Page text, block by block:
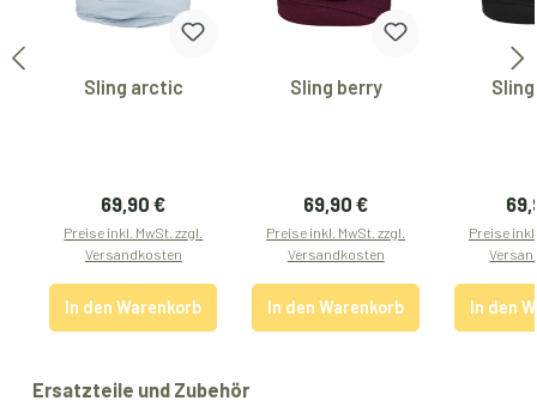
Sling arctic
Regulärer Preis:
69,90 €
Preise inkl. MwSt. zzgl.
Versandkosten
In den Warenkorb
Sling berry
Regulärer Preis:
69,90 €
Preise inkl. MwSt. zzgl.
Versandkosten
In den Warenkorb
Preise
In den
Produktgalerie überspringen
Ersatzteile und Zubehör